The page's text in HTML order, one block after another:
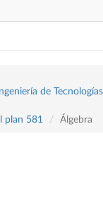
de
plan 581
Álgebra